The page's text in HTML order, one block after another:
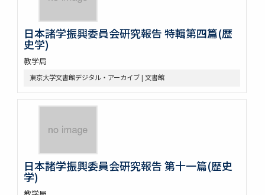
日本諸学振興委員会研究報告 特輯第四篇(歴
史学)
教学局
東京大学文書館デジタル・アーカイブ | 文書館
日本諸学振興委員会研究報告 第十一篇(歴史
学)